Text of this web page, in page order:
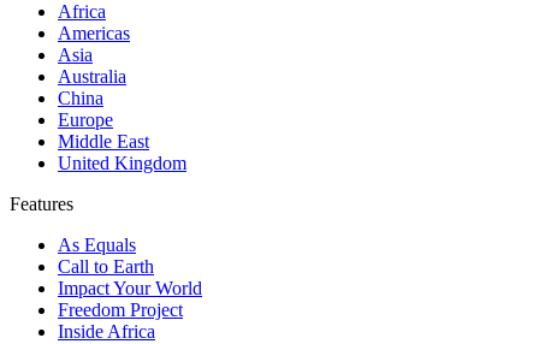
Africa
Americas
Asia
Australia
China
Europe
Middle East
United Kingdom
Features
As Equals
Call to Earth
Impact Your World
Freedom Project
Inside Africa